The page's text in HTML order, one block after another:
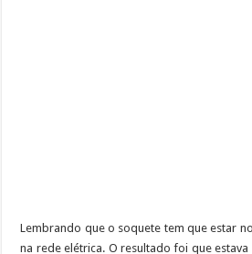
Lembrando que o soquete tem que estar
na rede elétrica. O resultado foi que estava